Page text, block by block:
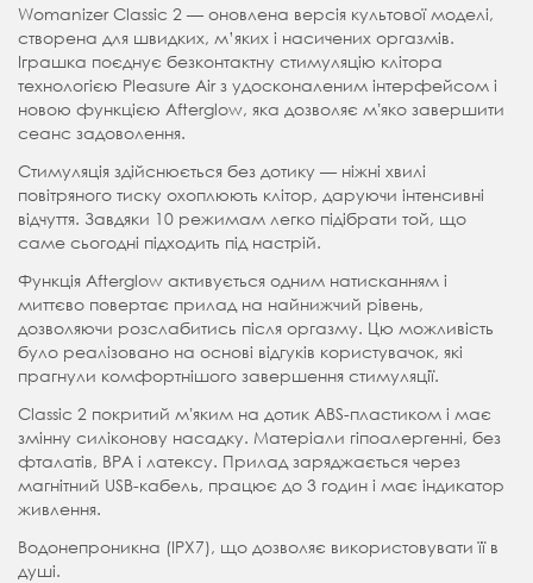
Womanizer Classic 2 — оновлена версія культової моделі,
створена для швидких, м’яких і насичених оргазмів.
Іграшка поєднує безконтактну стимуляцію клітора
технологією Pleasure Air з удосконаленим інтерфейсом і
новою функцією Afterglow, яка дозволяє мʼяко завершити
сеанс задоволення.
Стимуляція здійснюється без дотику — ніжні хвилі
повітряного тиску охоплюють клітор, даруючи інтенсивні
відчуття. Завдяки 10 режимам легко підібрати той, що
саме сьогодні підходить під настрій.
Функція Afterglow активується одним натисканням і
миттєво повертає прилад на найнижчий рівень,
дозволяючи розслабитись після оргазму. Цю можливість
було реалізовано на основі відгуків користувачок, які
прагнули комфортнішого завершення стимуляції.
Classic 2 покритий мʼяким на дотик ABS-пластиком і має
змінну силіконову насадку. Матеріали гіпоалергенні, без
фталатів, BPA і латексу. Прилад заряджається через
магнітний USB-кабель, працює до 3 годин і має індикатор
живлення.
Водонепроникна (IPX7), що дозволяє використовувати її в
душі.